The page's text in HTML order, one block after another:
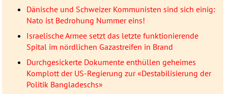
Dänische und Schweizer Kommunisten sind sich einig:
Nato ist Bedrohung Nummer eins!
Israelische Armee setzt das letzte funktionierende
Spital im nördlichen Gazastreifen in Brand
Durchgesickerte Dokumente enthüllen geheimes
Komplott der US-Regierung zur «Destabilisierung der
Politik Bangladeschs»